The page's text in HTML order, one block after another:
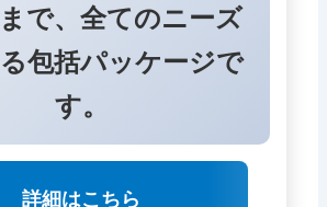
で、全てのニーズ
包括パッケージで
す。
詳細はこちら